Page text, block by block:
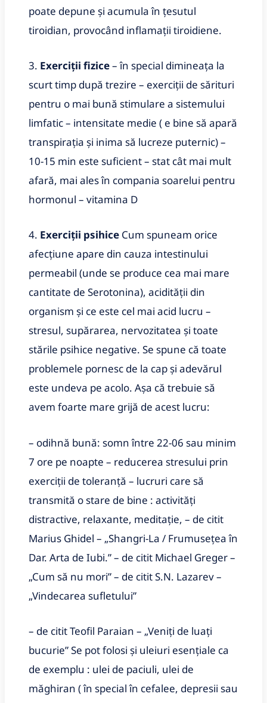
poate depune şi acumula în ţesutul
tiroidian, provocând inflamaţii tiroidiene.
3. Exerciţii fizice– în special dimineaţa la
scurt timp după trezire – exerciţii de sărituri
pentru o mai bună stimulare a sistemului
limfatic – intensitate medie ( e bine să apară
transpiraţia şi inima să lucreze puternic) –
10-15 min este suficient – stat cât mai mult
afară, mai ales în compania soarelui pentru
hormonul – vitamina D
4. Exerciţii psihice Cum spuneam orice
afecţiune apare din cauza intestinului
permeabil (unde se produce cea mai mare
cantitate de Serotonina), acidităţii din
organism și ce este cel mai acid lucru –
stresul, supărarea, nervozitatea şi toate
stările psihice negative. Se spune că toate
problemele pornesc de la cap şi adevărul
este undeva pe acolo. Aşa că trebuie să
avem foarte mare grijă de acest lucru:
– odihnă bună: somn între 22-06 sau minim
7 ore pe noapte – reducerea stresului prin
exerciţii de toleranţă – lucruri care să
transmită o stare de bine : activităţi
distractive, relaxante, meditaţie, – de citit
Marius Ghidel – „Shangri-La / Frumusețea în
Dar. Arta de Iubi.” – de citit Michael Greger –
„Cum să nu mori” – de citit S.N. Lazarev –
„Vindecarea sufletului”
– de citit Teofil Paraian – „Veniți de luați
bucurie” Se pot folosi și uleiuri esențiale ca
de exemplu : ulei de paciuli, ulei de
măghiran ( în special în cefalee, depresii sau